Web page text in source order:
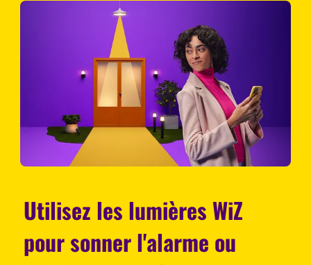
Utilisez les lumières WiZ
pour sonner l'alarme ou